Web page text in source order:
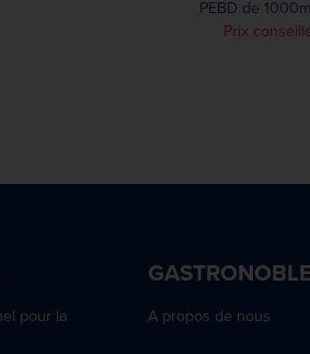
PEBD de
en
Prix
pour la
A propos de nous